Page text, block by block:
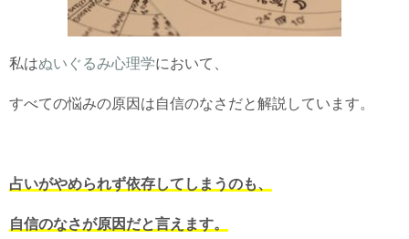
私はぬいぐるみ心理学において、
すべての悩みの原因は自信のなさだと解説しています。
占いがやめられず依存してしまうのも、
自信のなさが原因だと言えます。